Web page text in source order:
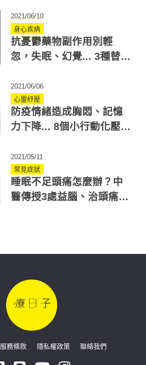
2021/06/10
身心疾病
抗憂鬱藥物副作用別輕
忽，失眠、幻覺... 3種替代
2021/06/06
心靈紓壓
防疫情緒造成胸悶、記憶
力下降... 8個小行動化壓力
2021/05/11
常見症狀
睡眠不足頭痛怎麼辦？中
醫傳授3處益腦、治頭痛穴
服務條款 隱私權政策 聯絡我們